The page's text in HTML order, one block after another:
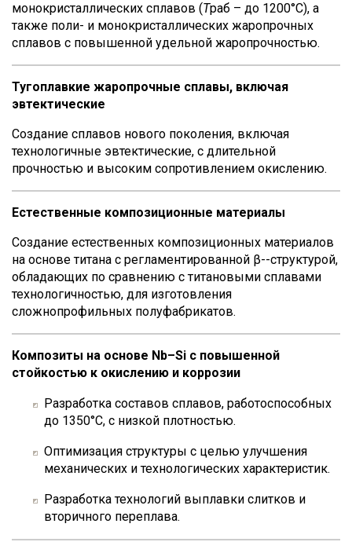
монокристаллических сплавов (Траб – до 1200°С), а
также поли- и монокристаллических жаропрочных
сплавов с повышенной удельной жаропрочностью.
Тугоплавкие жаропрочные сплавы, включая
эвтектические
Создание сплавов нового поколения, включая
технологичные эвтектические, с длительной
прочностью и высоким сопротивлением окислению.
Естественные композиционные материалы
Создание естественных композиционных материалов
на основе титана с регламентированной β--структурой,
обладающих по сравнению с титановыми сплавами
технологичностью, для изготовления
сложнопрофильных полуфабрикатов.
Композиты на основе Nb–Si с повышенной
стойкостью к окислению и коррозии
Разработка составов сплавов, работоспособных
до 1350°С, с низкой плотностью.
Оптимизация структуры с целью улучшения
механических и технологических характеристик.
Разработка технологий выплавки слитков и
вторичного переплава.